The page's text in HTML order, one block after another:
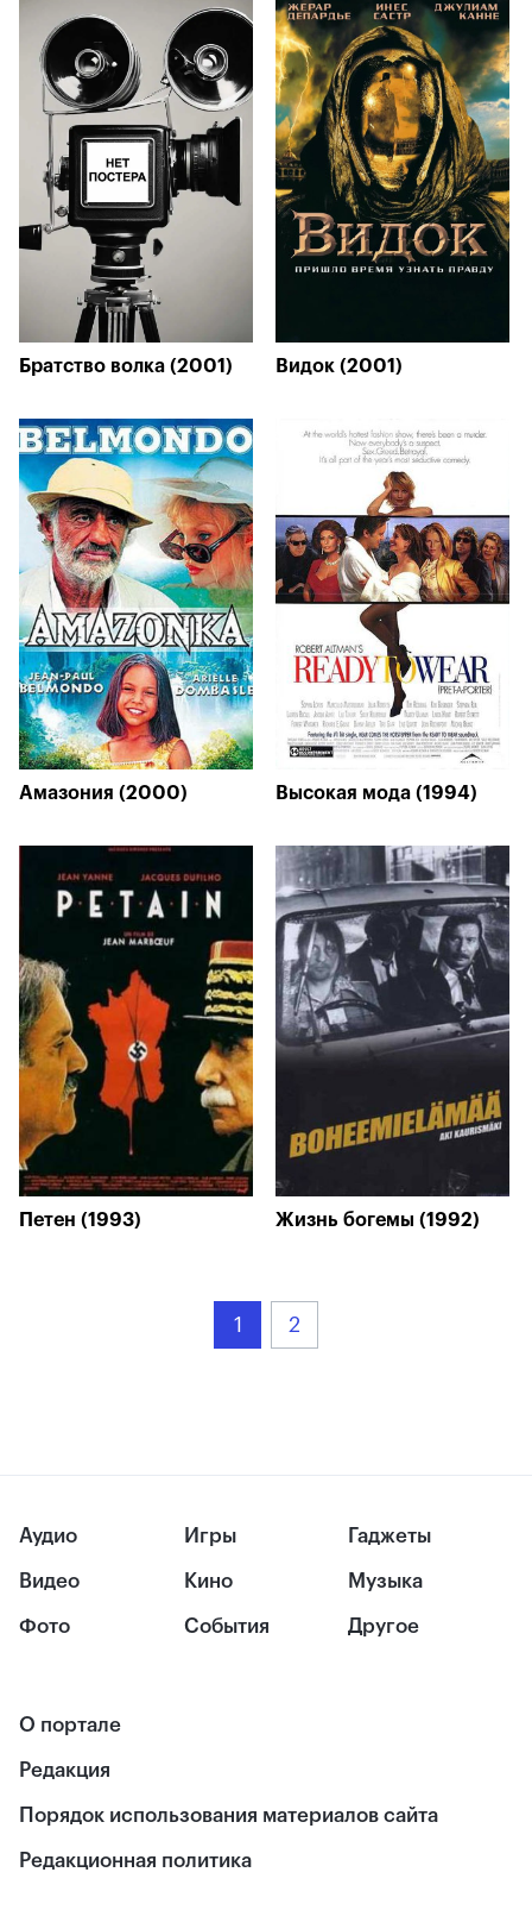
Братство волка (2001) Видок (2001)
Амазония (2000) Высокая мода (1994)
Петен (1993) Жизнь богемы (1992)
1 2
Аудио
Видео
Фото
Игры
Кино
События
Гаджеты
Музыка
Другое
О портале
Редакция
Порядок использования материалов сайта
Редакционная политика